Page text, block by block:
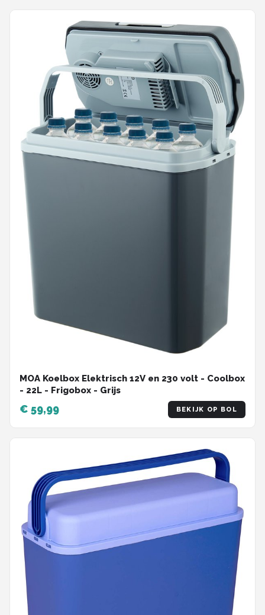
MOA Koelbox Elektrisch 12V en 230 volt - Coolbox
- 22L - Frigobox - Grijs
€ 59,99 BEKIJK OP BOL